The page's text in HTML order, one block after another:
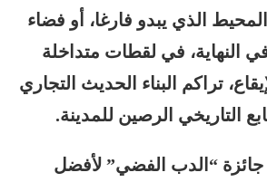
المحيط الذي يبدو فارغا، أو فضاء
النهاية، في لقطات متداخلة
تراكم البناء الحديث التجاري
التاريخي الرصين للمدينة.
“الدب الفضي” لأفضل